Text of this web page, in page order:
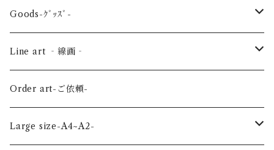
Sea-海の生き物-
Bird-鳥-
Land-陸の生き物-
Planet-惑星-
Spring-春-
Summer-夏-
Autumn-秋-
Winter-冬-
Goods-ｸﾞｯｽﾞ-
Key ring -ｷｰﾎﾙﾀﾞｰ
Art panel -ｱｰﾄﾊﾟﾈﾙ-
Acrylic figure -ｱｸﾘﾙﾌｨｷﾞｭｱ-
Line art ‐線画‐
Flower ‐花-
Mini -ミニ-
Order art-ご依頼-
Large size-A4~A2-